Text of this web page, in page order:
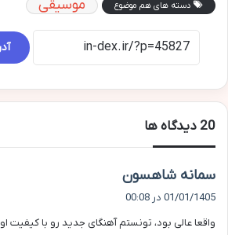
دسته های هم موضوع موسیقی
‫20 دیدگاه ها
سمانه شاهسون
:
01/01/1405 در 00:08
واقعا عالی بود، تونستم آهنگای جدید رو با کیفیت